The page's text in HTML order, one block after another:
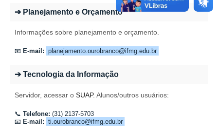
➔ Planejamento e Orçamento
Informações sobre planejamento e orçamento.
📧 E-mail: planejamento.ourobranco@ifmg.edu.br
➔ Tecnologia da Informação
Servidor, acessar o SUAP. Alunos/outros usuários:
📞 Telefone: (31) 2137-5703
📧 E-mail: ti.ourobranco@ifmg.edu.br